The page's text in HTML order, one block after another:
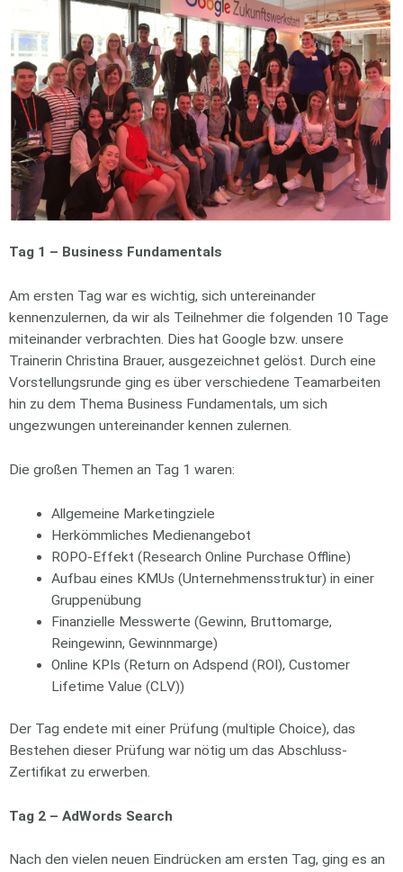
Tag 1 – Business Fundamentals
Am ersten Tag war es wichtig, sich untereinander
kennenzulernen, da wir als Teilnehmer die folgenden 10 Tage
miteinander verbrachten. Dies hat Google bzw. unsere
Trainerin Christina Brauer, ausgezeichnet gelöst. Durch eine
Vorstellungsrunde ging es über verschiedene Teamarbeiten
hin zu dem Thema Business Fundamentals, um sich
ungezwungen untereinander kennen zulernen.
Die großen Themen an Tag 1 waren:
Allgemeine Marketingziele
Herkömmliches Medienangebot
ROPO-Effekt (Research Online Purchase Offline)
Aufbau eines KMUs (Unternehmensstruktur) in einer
Gruppenübung
Finanzielle Messwerte (Gewinn, Bruttomarge,
Reingewinn, Gewinnmarge)
Online KPIs (Return on Adspend (ROI), Customer
Lifetime Value (CLV))
Der Tag endete mit einer Prüfung (multiple Choice), das
Bestehen dieser Prüfung war nötig um das Abschluss-
Zertifikat zu erwerben.
Tag 2 – AdWords Search
Nach den vielen neuen Eindrücken am ersten Tag, ging es an